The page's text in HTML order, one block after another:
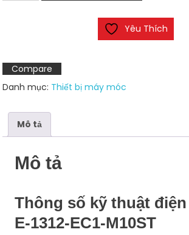
EC1-
M10ST
số
Yêu Thích
Compare
Danh mục: Thiết bị máy móc
Mô tả
Mô tả
Thông số kỹ thuật
E-1312-EC1-M10ST